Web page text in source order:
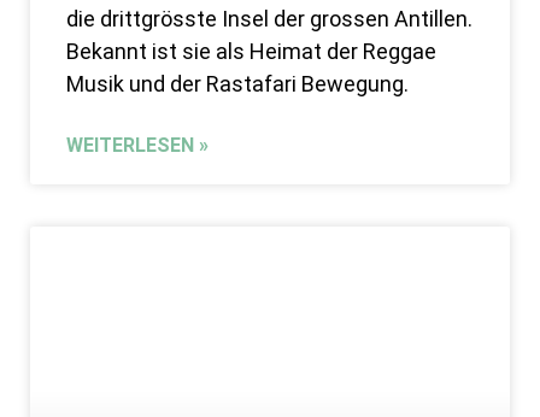
die drittgrösste Insel der grossen Antillen.
Bekannt ist sie als Heimat der Reggae
Musik und der Rastafari Bewegung.
WEITERLESEN »